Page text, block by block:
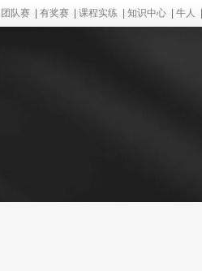
团队赛 有奖赛 课程实练 知识中心 牛人